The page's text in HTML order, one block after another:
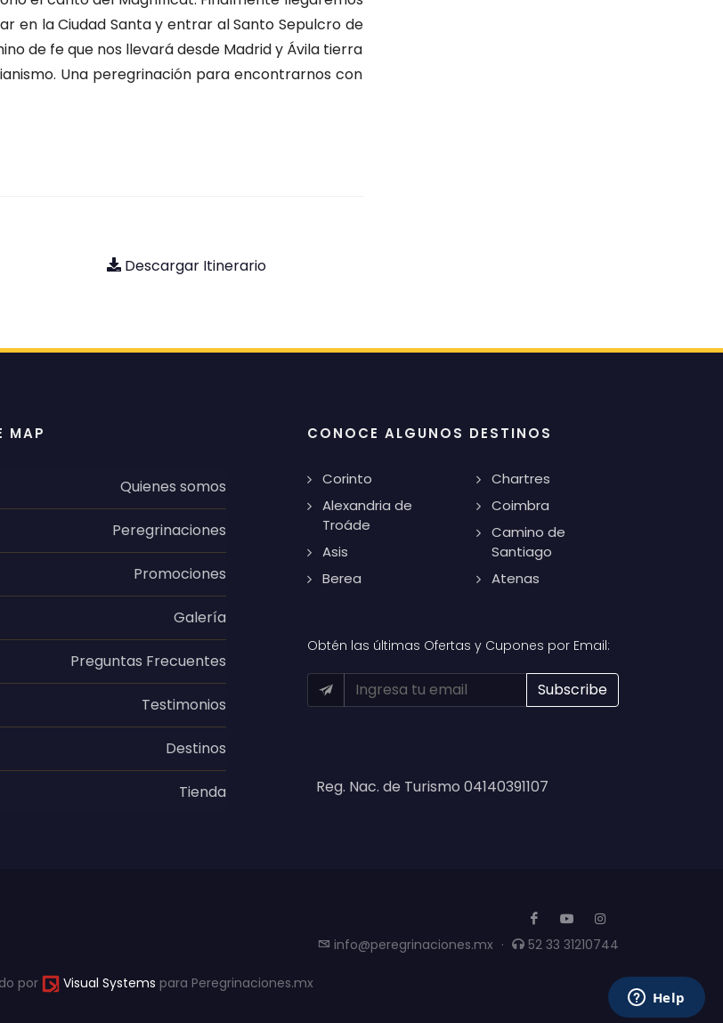
en la Ciudad Santa y entrar al Santo Sepulcro de
de fe que nos llevará desde Madrid y Ávila tierra
Una peregrinación para encontrarnos con
Descargar Itinerario
MAP
Quienes somos
Peregrinaciones
Promociones
Galería
Preguntas Frecuentes
Testimonios
Destinos
Tienda
CONOCE ALGUNOS DESTINOS
Corinto
Alexandria de
Troáde
Asis
Berea
Chartres
Coimbra
Camino de
Santiago
Atenas
Obtén las últimas Ofertas y Cupones por Email:
Reg. Nac. de Turismo 04140391107
info@peregrinaciones.mx · 52 33 31210744
por Visual Systems para Peregrinaciones.mx